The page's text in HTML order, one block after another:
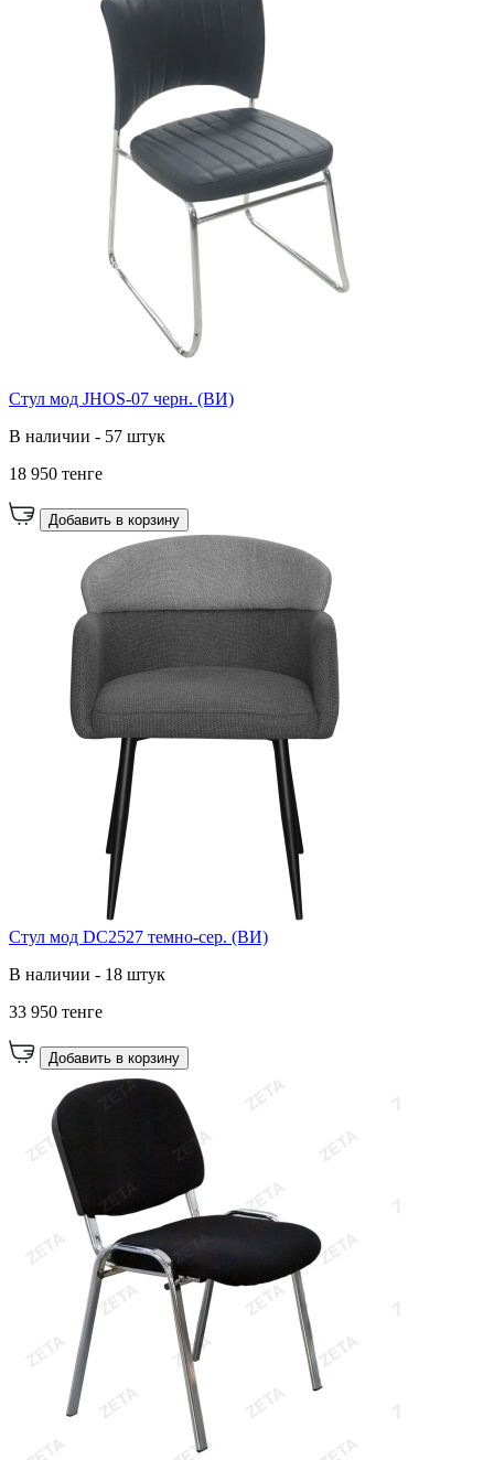
Стул мод JHOS-07 черн. (ВИ)
В наличии - 57 штук
18 950 тенге
Добавить в корзину
Стул мод DC2527 темно-сер. (ВИ)
В наличии - 18 штук
33 950 тенге
Добавить в корзину